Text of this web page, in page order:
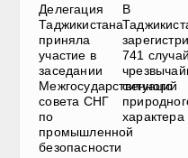
Делегация
Таджикистана
приняла
участие в
заседании
Межгосударственного
совета СНГ
по
промышленной
безопасности
В
741 случай
ситуаций
характера